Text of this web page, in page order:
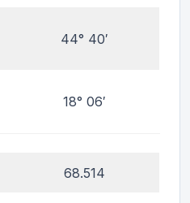
44° 40′
18° 06′
68.514